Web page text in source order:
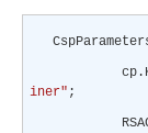
iner" ;